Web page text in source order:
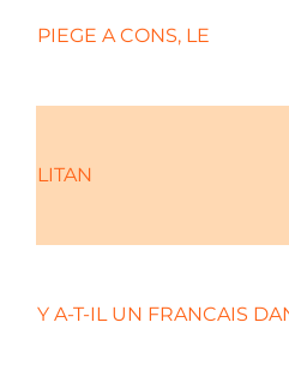
PIEGE A CONS, LE
LITAN
Y A-T-IL UN FRANCAIS